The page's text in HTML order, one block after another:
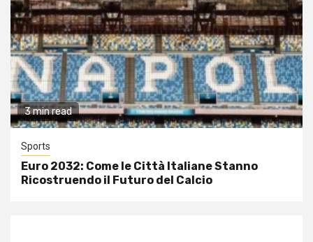
3 min read
Sports
Euro 2032: Come le Città Italiane Stanno
Ricostruendo il Futuro del Calcio